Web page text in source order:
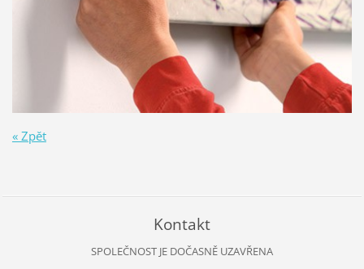
« Zpět
Kontakt
SPOLEČNOST JE DOČASNĚ UZAVŘENA